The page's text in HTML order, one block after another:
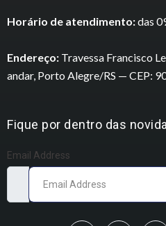
Horário de atendimento:das
Endereço: Travessa Francisco
andar, Porto Alegre/RS — CEP:
Fique por dentro das
Email Address